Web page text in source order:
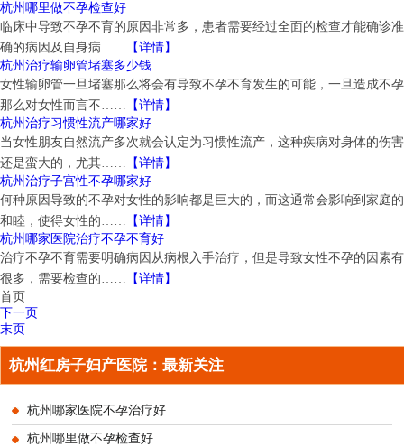
杭州哪里做不孕检查好
临床中导致不孕不育的原因非常多，患者需要经过全面的检查才能确诊准
确的病因及自身病…… 【详情】
杭州治疗输卵管堵塞多少钱
女性输卵管一旦堵塞那么将会有导致不孕不育发生的可能，一旦造成不孕
那么对女性而言不…… 【详情】
杭州治疗习惯性流产哪家好
当女性朋友自然流产多次就会认定为习惯性流产，这种疾病对身体的伤害
还是蛮大的，尤其…… 【详情】
杭州治疗子宫性不孕哪家好
何种原因导致的不孕对女性的影响都是巨大的，而这通常会影响到家庭的
和睦，使得女性的…… 【详情】
杭州哪家医院治疗不孕不育好
治疗不孕不育需要明确病因从病根入手治疗，但是导致女性不孕的因素有
很多，需要检查的…… 【详情】
首页
下一页
末页
杭州红房子妇产医院：最新关注
杭州哪家医院不孕治疗好
杭州哪里做不孕检查好